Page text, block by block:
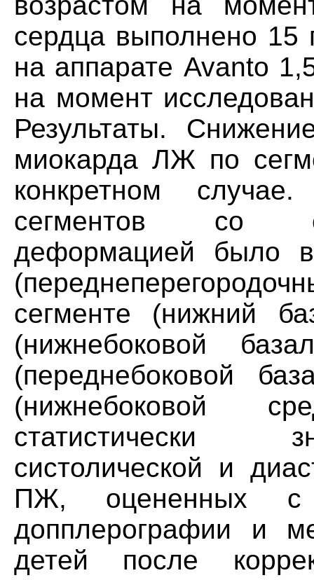
сердца выполнено 15
на аппарате Avanto
на момент
Результаты.
миокарда ЛЖ по
конкретном
сегментов со
деформацией было
сегменте (нижний
(нижнебоковой
(переднебоковой
(нижнебоковой
статистически
систолической и
ПЖ, оцененных с
допплерографии и
детей после